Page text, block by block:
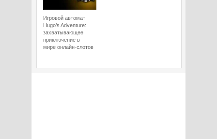
Игровой автомат
Hugo’s Adventure:
захватывающее
приключение в
мире онлайн-слотов